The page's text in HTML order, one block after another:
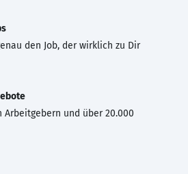
den Job, der wirklich zu Dir
Arbeitgebern und über 20.000